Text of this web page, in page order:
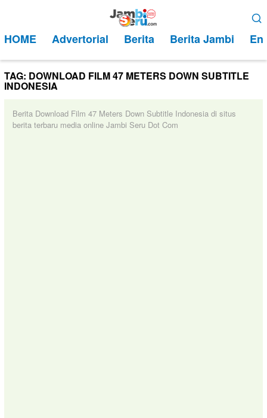
kontenMobile
HOME Advertorial Berita Berita Jambi
TAG: DOWNLOAD FILM 47 METERS DOWN SUBTITLE
INDONESIA
Berita Download Film 47 Meters Down Subtitle Indonesia di situs
berita terbaru media online Jambi Seru Dot Com